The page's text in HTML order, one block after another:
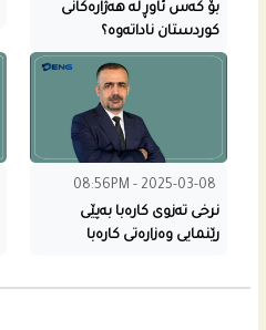
بۆ کەس ئاوڕ لە هەژارەکانی
کوردستان ناداتەوە؟
08:56PM - 2025-03-08
نرخى تەزوی کارەبا بەپێى
رێنمایى وەزارەتى کارەبا